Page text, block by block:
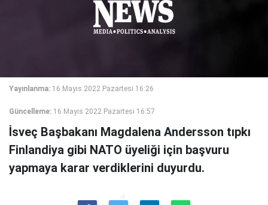
Yayınlanma: 16 Mayıs 2022 Pazartesi 16:26
Güncelleme: 16 Mayıs 2022 Pazartesi 16:57
İsveç Başbakanı Magdalena Andersson tıpkı
Finlandiya gibi NATO üyeliği için başvuru
yapmaya karar verdiklerini duyurdu.